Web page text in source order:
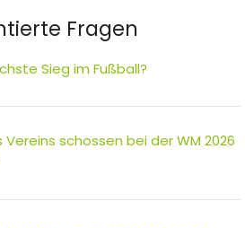
Fragen
Sieg im Fußball?
Vereins schossen bei der WM 2026